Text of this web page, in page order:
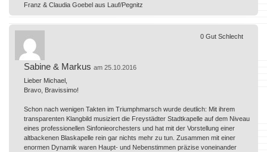
Franz & Claudia Goebel aus Lauf/Pegnitz
Sabine & Markus am 25.10.2016
Lieber Michael,
Bravo, Bravissimo!
Schon nach wenigen Takten im Triumphmarsch wurde deutlich: Mit ihrem
transparenten Klangbild musiziert die Freystädter Stadtkapelle auf dem Niveau
eines professionellen Sinfonieorchesters und hat mit der Vorstellung einer
altbackenen Blaskapelle rein gar nichts mehr zu tun. Zusammen mit einer
enormen Dynamik waren Haupt- und Nebenstimmen präzise voneinander
0 Gut Schlecht